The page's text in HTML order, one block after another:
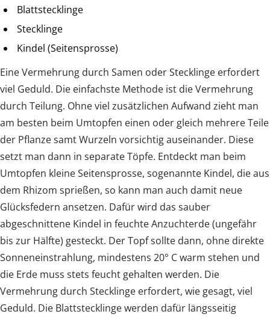
Blattstecklinge
Stecklinge
Kindel (Seitensprosse)
Eine Vermehrung durch Samen oder Stecklinge erfordert
viel Geduld. Die einfachste Methode ist die Vermehrung
durch Teilung. Ohne viel zusätzlichen Aufwand zieht man
am besten beim Umtopfen einen oder gleich mehrere Teile
der Pflanze samt Wurzeln vorsichtig auseinander. Diese
setzt man dann in separate Töpfe. Entdeckt man beim
Umtopfen kleine Seitensprosse, sogenannte Kindel, die aus
dem Rhizom sprießen, so kann man auch damit neue
Glücksfedern ansetzen. Dafür wird das sauber
abgeschnittene Kindel in feuchte Anzuchterde (ungefähr
bis zur Hälfte) gesteckt. Der Topf sollte dann, ohne direkte
Sonneneinstrahlung, mindestens 20° C warm stehen und
die Erde muss stets feucht gehalten werden. Die
Vermehrung durch Stecklinge erfordert, wie gesagt, viel
Geduld. Die Blattstecklinge werden dafür längsseitig